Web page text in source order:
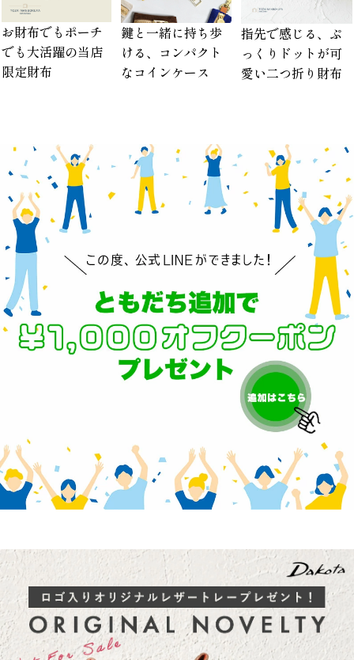
お財布でもポーチ
でも大活躍の当店
限定財布
鍵と一緒に持ち歩
ける、コンパクト
なコインケース
指先で感じる、ぷ
っくりドットが可
愛い二つ折り財布